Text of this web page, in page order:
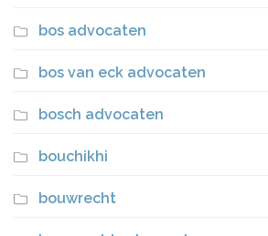
bos advocaten
bos van eck advocaten
bosch advocaten
bouchikhi
bouwrecht